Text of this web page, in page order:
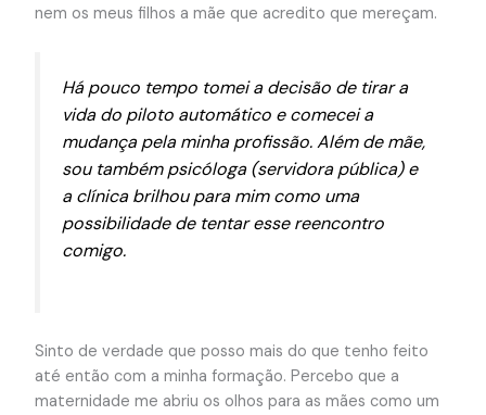
nem os meus filhos a mãe que acredito que mereçam.
Há pouco tempo tomei a decisão de tirar a
vida do piloto automático e comecei a
mudança pela minha profissão. Além de mãe,
sou também psicóloga (servidora pública) e
a clínica brilhou para mim como uma
possibilidade de tentar esse reencontro
comigo.
Sinto de verdade que posso mais do que tenho feito
até então com a minha formação. Percebo que a
maternidade me abriu os olhos para as mães como um